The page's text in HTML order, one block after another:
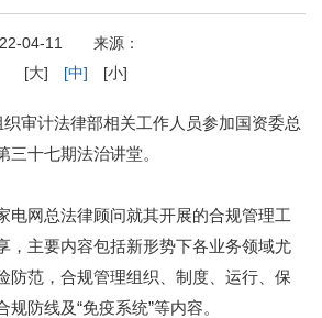
04-11 来源：
[大]
[中] [小]
审计法律部相关工作人员参加国资委总
十七期法治讲堂。
电网总法律顾问就其开展的合规管理工
，主要内容包括新形势下各业务领域尤
防范，合规管理组织、制度、运行、保
防线及“免疫系统”等内容。